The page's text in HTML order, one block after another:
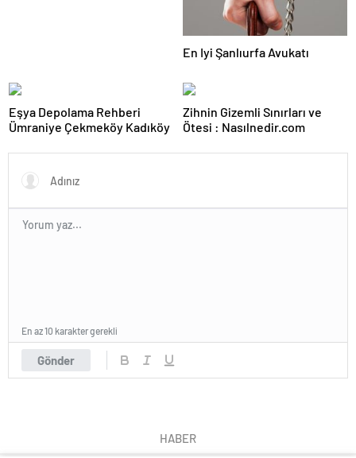
En Iyi Şanlıurfa Avukatı
Eşya Depolama Rehberi
Ümraniye Çekmeköy Kadıköy
Zihnin Gizemli Sınırları ve
Ötesi : Nasılnedir.com
Gönder
En az 10 karakter gerekli
HABER